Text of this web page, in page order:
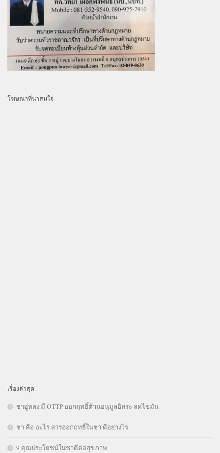
โฆษณาที่น่าสนใจ
เรื่องล่าสุด
ชาอู่หลง มี OTTP ออกฤทธิ์ต้านอนุมูลอิสระ ลดไขมัน
ชา คือ อะไร สารออกฤทธิ์ในชา ดีอย่างไร
9 คุณประโยชน์ในชาดีต่อสุขภาพ